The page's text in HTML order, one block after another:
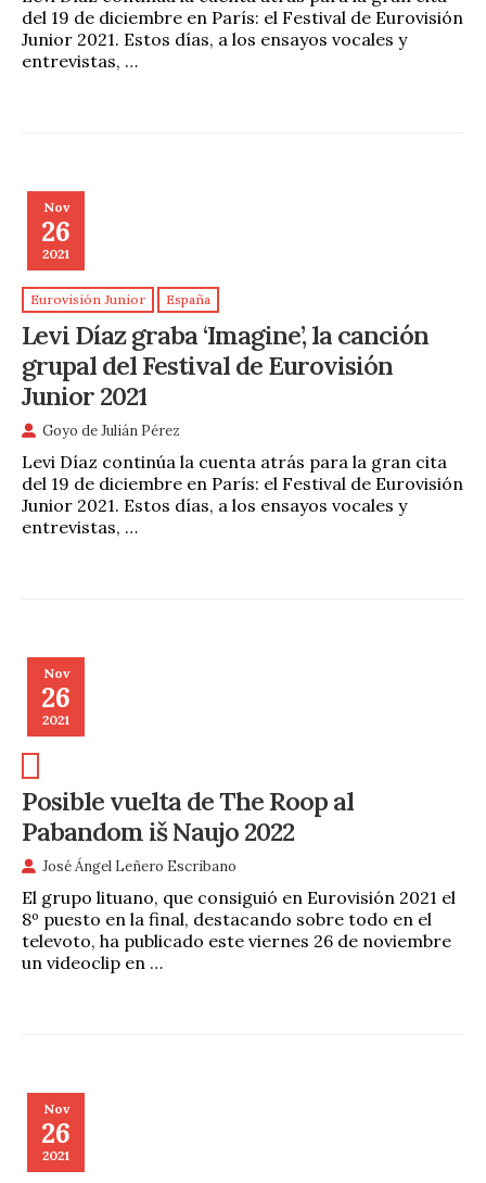
del 19 de diciembre en París: el Festival de Eurovisión
Junior 2021. Estos días, a los ensayos vocales y
entrevistas, …
Nov
26
2021
Eurovisión Junior España
Levi Díaz graba ‘Imagine’, la canción
grupal del Festival de Eurovisión
Junior 2021
Goyo de Julián Pérez
Levi Díaz continúa la cuenta atrás para la gran cita
del 19 de diciembre en París: el Festival de Eurovisión
Junior 2021. Estos días, a los ensayos vocales y
entrevistas, …
Nov
26
2021
Posible vuelta de The Roop al
Pabandom iš Naujo 2022
José Ángel Leñero Escribano
El grupo lituano, que consiguió en Eurovisión 2021 el
8º puesto en la final, destacando sobre todo en el
televoto, ha publicado este viernes 26 de noviembre
un videoclip en …
Nov
26
2021